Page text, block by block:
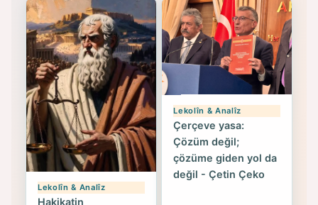
Lekolîn & Analîz
Hakikatin
Lekolîn & Analîz
Çerçeve yasa:
Çözüm değil;
çözüme giden yol da
değil - Çetin Çeko